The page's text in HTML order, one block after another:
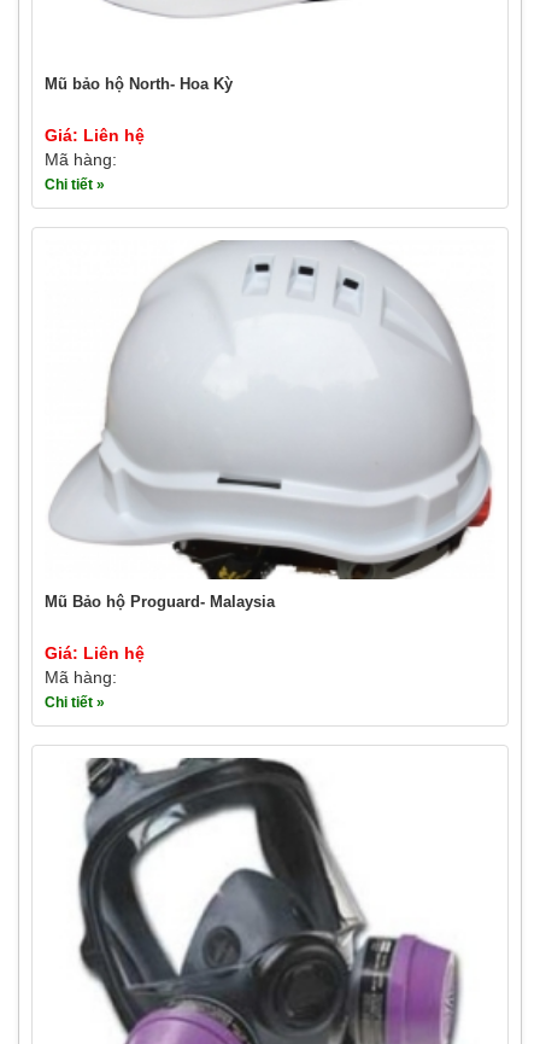
Mũ bảo hộ North- Hoa Kỳ
Giá: Liên hệ
Mã hàng:
Chi tiết »
Mũ Bảo hộ Proguard- Malaysia
Giá: Liên hệ
Mã hàng:
Chi tiết »